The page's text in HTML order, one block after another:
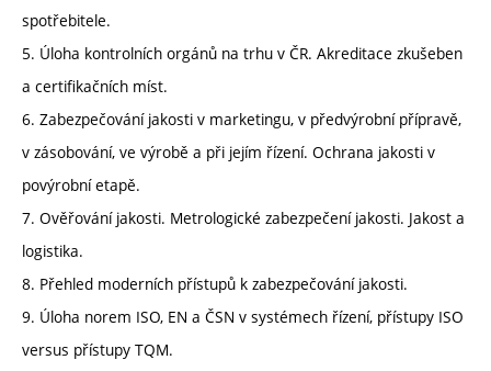
spotřebitele.
5. Úloha kontrolních orgánů na trhu v ČR. Akreditace zkušeben
a certifikačních míst.
6. Zabezpečování jakosti v marketingu, v předvýrobní přípravě,
v zásobování, ve výrobě a při jejím řízení. Ochrana jakosti v
povýrobní etapě.
7. Ověřování jakosti. Metrologické zabezpečení jakosti. Jakost a
logistika.
8. Přehled moderních přístupů k zabezpečování jakosti.
9. Úloha norem ISO, EN a ČSN v systémech řízení, přístupy ISO
versus přístupy TQM.